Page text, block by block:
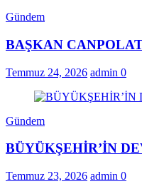
Gündem
BAŞKAN
Temmuz 24, 2026 admin 0
Gündem
BÜYÜKŞEHİR’İN
Temmuz 23, 2026 admin 0